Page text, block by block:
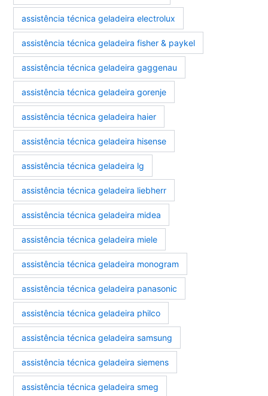
assistência técnica geladeira electrolux
assistência técnica geladeira fisher & paykel
assistência técnica geladeira gaggenau
assistência técnica geladeira gorenje
assistência técnica geladeira haier
assistência técnica geladeira hisense
assistência técnica geladeira lg
assistência técnica geladeira liebherr
assistência técnica geladeira midea
assistência técnica geladeira miele
assistência técnica geladeira monogram
assistência técnica geladeira panasonic
assistência técnica geladeira philco
assistência técnica geladeira samsung
assistência técnica geladeira siemens
assistência técnica geladeira smeg